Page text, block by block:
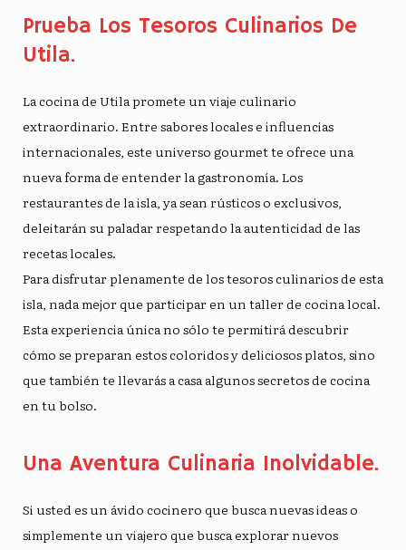
Prueba Los Tesoros Culinarios De
Utila.
La cocina de Utila promete un viaje culinario
extraordinario. Entre sabores localese influencias
internacionales, este universo gourmet te ofrece una
nueva forma de entender la gastronomía. Los
restaurantes de la isla, ya sean rústicos o exclusivos,
deleitarán su paladar respetando la autenticidad de las
recetas locales.
Para disfrutar plenamente de los tesoros culinarios de esta
isla, nada mejor que participar en un taller de cocina local.
Esta experiencia única no sólo te permitirá descubrir
cómo se preparan estos coloridos y deliciosos platos, sino
que también te llevarás a casa algunos secretos de cocina
en tu bolso.
Una Aventura Culinaria Inolvidable.
Si usted es un ávido cocinero que busca nuevas ideas o
simplemente un viajero que busca explorar nuevos